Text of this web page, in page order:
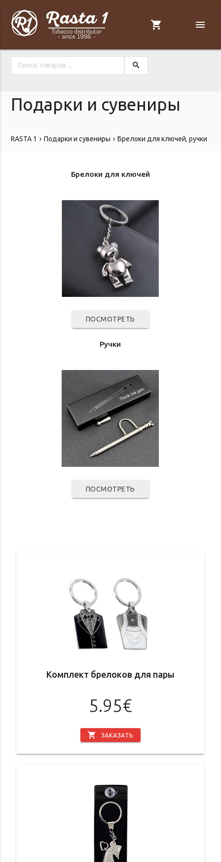
shopping_cart menu
search
Подарки и сувениры
RASTA 1 Подарки и сувениры Брелоки для ключей, ручки
Брелоки для ключей
ПОСМОТРЕТЬ
Ручки
ПОСМОТРЕТЬ
Комплект брелоков для пары
5.95€
shopping_cart ЗАКАЗАТЬ